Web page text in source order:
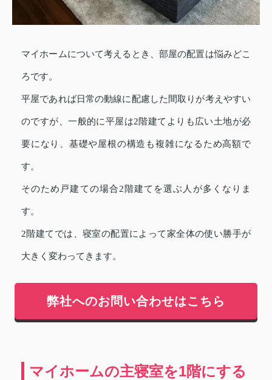
マイホームについて考えるとき、部屋の配置は悩みどこ
ろです。
平屋であれば日常の動線に配慮した間取りが考えやすい
のですが、一般的に平屋は2階建てよりも広い土地が必
要になり、基礎や屋根の構造も複雑になるため高額で
す。
そのため戸建ての場合2階建てを選ぶ人が多くなりま
す。
2階建てでは、寝室の配置によって家全体の使い勝手が
大きく変わってきます。
弊社へのお問い合わせはこちら
マイホームの主寝室を1階にする